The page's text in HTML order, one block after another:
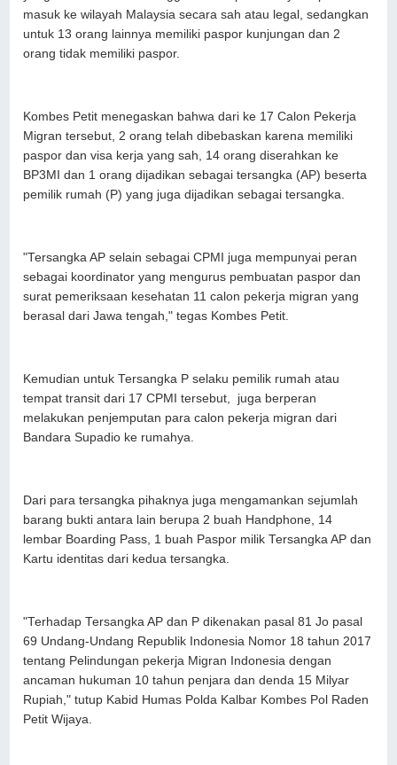
masuk ke wilayah Malaysia secara sah atau legal, sedangkan
untuk 13 orang lainnya memiliki paspor kunjungan dan 2
orang tidak memiliki paspor.
Kombes Petit menegaskan bahwa dari ke 17 Calon Pekerja
Migran tersebut, 2 orang telah dibebaskan karena memiliki
paspor dan visa kerja yang sah, 14 orang diserahkan ke
BP3MI dan 1 orang dijadikan sebagai tersangka (AP) beserta
pemilik rumah (P) yang juga dijadikan sebagai tersangka.
"Tersangka AP selain sebagai CPMI juga mempunyai peran
sebagai koordinator yang mengurus pembuatan paspor dan
surat pemeriksaan kesehatan 11 calon pekerja migran yang
berasal dari Jawa tengah," tegas Kombes Petit.
Kemudian untuk Tersangka P selaku pemilik rumah atau
tempat transit dari 17 CPMI tersebut, juga berperan
melakukan penjemputan para calon pekerja migran dari
Bandara Supadio ke rumahya.
Dari para tersangka pihaknya juga mengamankan sejumlah
barang bukti antara lain berupa 2 buah Handphone, 14
lembar Boarding Pass, 1 buah Paspor milik Tersangka AP dan
Kartu identitas dari kedua tersangka.
"Terhadap Tersangka AP dan P dikenakan pasal 81 Jo pasal
69 Undang-Undang Republik Indonesia Nomor 18 tahun 2017
tentang Pelindungan pekerja Migran Indonesia dengan
ancaman hukuman 10 tahun penjara dan denda 15 Milyar
Rupiah," tutup Kabid Humas Polda Kalbar Kombes Pol Raden
Petit Wijaya.